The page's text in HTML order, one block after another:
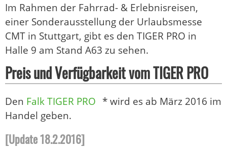
Im Rahmen der Fahrrad- & Erlebnisreisen,
einer Sonderausstellung der Urlaubsmesse
CMT in Stuttgart, gibt es den TIGER PRO in
Halle 9 am Stand A63 zu sehen.
Preis und Verfügbarkeit vom TIGER PRO
Den Falk TIGER PRO * wird es ab März 2016 im
Handel geben.
[Update 18.2.2016]